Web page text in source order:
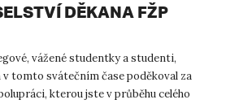
DĚKANA FŽP
vážené studentky a studenti,
v tomto svátečním čase poděkoval za
kterou jste v průběhu celého